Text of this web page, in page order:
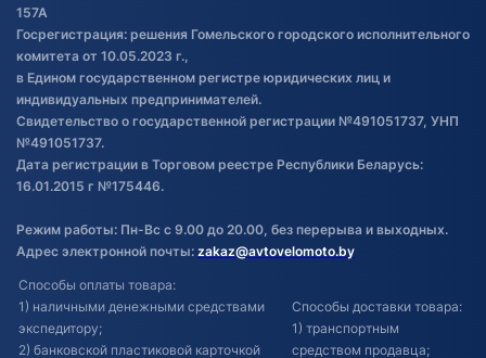
Постановка транспорта на учет
Обновления в ЭПТС 2024
157А
Госрегистрация: решения Гомельского городского исполнительного
комитета от 10.05.2023 г.,
в Едином государственном регистре юридических лиц и
индивидуальных предпринимателей.
Свидетельство о государственной регистрации №491051737, УНП
№491051737.
Дата регистрации в Торговом реестре Республики Беларусь:
16.01.2015 г №175446.
Режим работы: Пн-Вс с 9.00 до 20.00, без перерыва и выходных.
Адрес электронной почты: zakaz@avtovelomoto.by
Способы оплаты товара:
1) наличными денежными средствами
экспедитору;
2) банковской пластиковой карточкой
Способы доставки товара:
1) транспортным
средством продавца;